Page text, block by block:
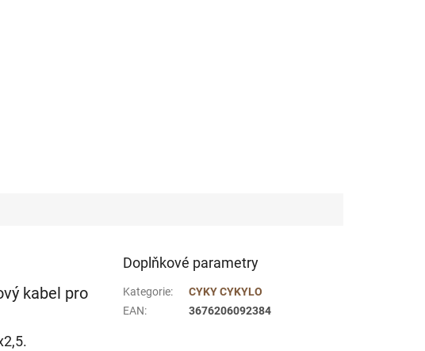
kabel pro
Doplňkové parametry
Kategorie:
CYKY CYKYLO
EAN: 3676206092384